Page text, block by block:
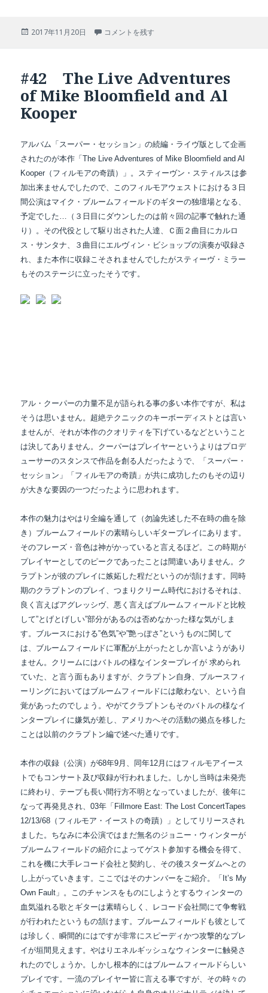
投
2017年11月20日 #43 Purple Haze に
コメントを残す
#42 The Live Adventures
of Mike Bloomfield and Al
Kooper
アルバム「スーパー・セッション」の続編・ライヴ版として企画
されたのが本作「The Live Adventures of Mike Bloomfield and Al
Kooper（フィルモアの奇蹟）」。スティーヴン・スティルスは参
加出来ませんでしたので、このフィルモアウェストにおける３日
間公演はマイク・ブルームフィールドのギターの独壇場となる、
予定でした…（３日目にダウンしたのは前々回の記事で触れた通
り）。その代役として駆り出された人達、Ｃ面２曲目にカルロ
ス・サンタナ、３曲目にエルヴィン・ビショップの演奏が収録さ
れ、また本作に収録こそされませんでしたがスティーヴ・ミラー
もそのステージに立ったそうです。
アル・クーパーの力量不足が語られる事の多い本作ですが、私は
そうは思いません。超絶テクニックのキーボーディストとは言い
ませんが、それが本作のクオリティを下げているなどということ
は決してありません。クーパーはプレイヤーというよりはプロデ
ューサーのスタンスで作品を創る人だったようで、「スーパー・
セッション」「フィルモアの奇蹟」が共に成功したのもその辺り
が大きな要因の一つだったように思われます。
本作の魅力はやはり全編を通して（勿論先述した不在時の曲を除
き）ブルームフィールドの素晴らしいギタープレイにあります。
そのフレーズ・音色は神がかっていると言えるほど。
この時期が
プレイヤーとしてのピークであったことは間違いありません。 ク
ラプトンが彼のプレイに嫉妬した程だというのが頷けます。同時
期のクラプトンのプレイ、つまりクリーム時代におけるそれは、
良く言えばアグレッシヴ、悪く言えばブルームフィールドと 比較
して”とげとげしい”部分があるのは否めなかった様な気がしま
す。ブルースにおける”色気”や”艶っぽさ”というものに関して
は、ブルームフィールドに軍配が上がったとしか言いようがあり
ません。クリームにはバトルの様なインタープレイが 求められ
ていた、と言う面もありますが、クラプトン自身、ブルースフィ
ーリングにおいてはブルームフィールドには敵わない、という自
覚があったのでしょう。やがてクラプトンもそのバトルの様なイ
ンタープレイに嫌気が差し、アメリカへその活動の拠点を移した
ことは以前のクラプトン編で述べた通りです。
本作の収録（公演）が68年9月、同年12月にはフィルモアイース
トでもコンサート及び収録が行われました。しかし当時は未発売
に終わり、テープも長い間行方不明と なっていましたが、後年に
なって再発見され、03年「Fillmore East: The Lost ConcertTapes
12/13/68（フィルモア・イーストの奇蹟）」としてリリースされ
ました。ちなみに本公演ではまだ無名のジョニー・ウィンターが
ブルームフィールドの紹介によってゲスト参加する機会を得て、
これを機に大手レコード会社と契約し、その後スターダムへとの
し上がっていきます。ここではそのナンバーをご紹介。「It’s My
Own Fault」。このチャンスをものにしようとするウィンターの
血気溢れる歌とギターは素晴らしく、レコード会社間にて争奪戦
が行われたというもの頷けます。ブルームフィールドも彼として
は珍しく、瞬間的にはですが非常にスピーディかつ攻撃的なプレ
イが垣間見えます。やはりエネルギッシュなウィンターに触発さ
れたのでしょうか。しかし根本的にはブルームフィールドらしい
プレイです。一流のプレイヤー皆に言える事ですが、その時々の